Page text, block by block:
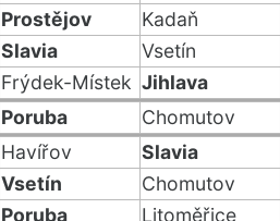
Prostějov Kadaň
Slavia Vsetín
Frýdek-Místek Jihlava
Poruba Chomutov
Havířov Slavia
Vsetín Chomutov
Poruba Litoměřice